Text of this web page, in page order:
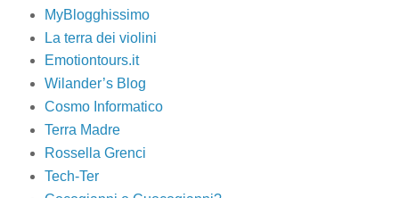
MyBlogghissimo
La terra dei violini
Emotiontours.it
Wilander’s Blog
Cosmo Informatico
Terra Madre
Rossella Grenci
Tech-Ter